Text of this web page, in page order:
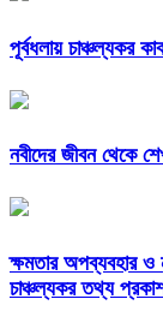
পূর্বধলায় চাঞ্চল্যকর
নবীদের জীবন থেকে
ক্ষমতার অপব্যবহার ও
চাঞ্চল্যকর তথ্য